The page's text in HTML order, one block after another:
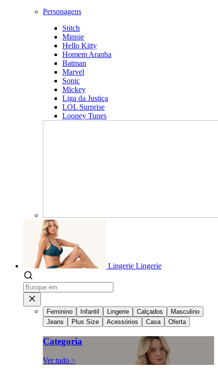
Personagens
Stitch
Minnie
Hello Kitty
Homem Aranha
Batman
Marvel
Sonic
Mickey
Liga da Justiça
LOL Surprise
Looney Tunes
Lingerie Lingerie
Feminino Infantil Lingerie Calçados
Masculino
Jeans
Plus Size Acessórios Casa Oferta
Categoria
Ver tudo >